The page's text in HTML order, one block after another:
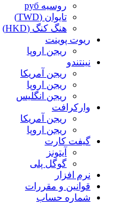
روسیه руб
تایوان (TWD)
هنگ کنگ (HKD)
ریوت پوینت
ریجن اروپا
نینتندو
ریجن آمریکا
ریجن اروپا
ریجن انگلیس
وارکرافت
ریجن آمریکا
ریجن اروپا
گیفت کارت
آیتونز
گوگل پلی
نرم افزار
قوانین و مقررات
شماره حساب